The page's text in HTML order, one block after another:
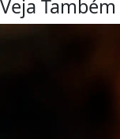
Veja Também